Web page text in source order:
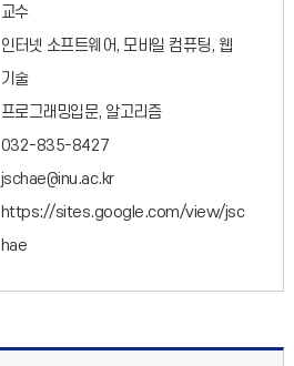
교수
인터넷 소프트웨어, 모바일 컴퓨팅, 웹
기술
프로그래밍입문, 알고리즘
032-835-8427
jschae@inu.ac.kr
https://sites.google.com/view/jsc
hae